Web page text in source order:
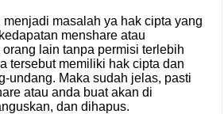
masalah ya hak cipta yang
menshare atau
lain tanpa permisi terlebih
tersebut memiliki hak cipta dan
undang. Maka sudah jelas, pasti
atau anda buat akan di
dan dihapus.